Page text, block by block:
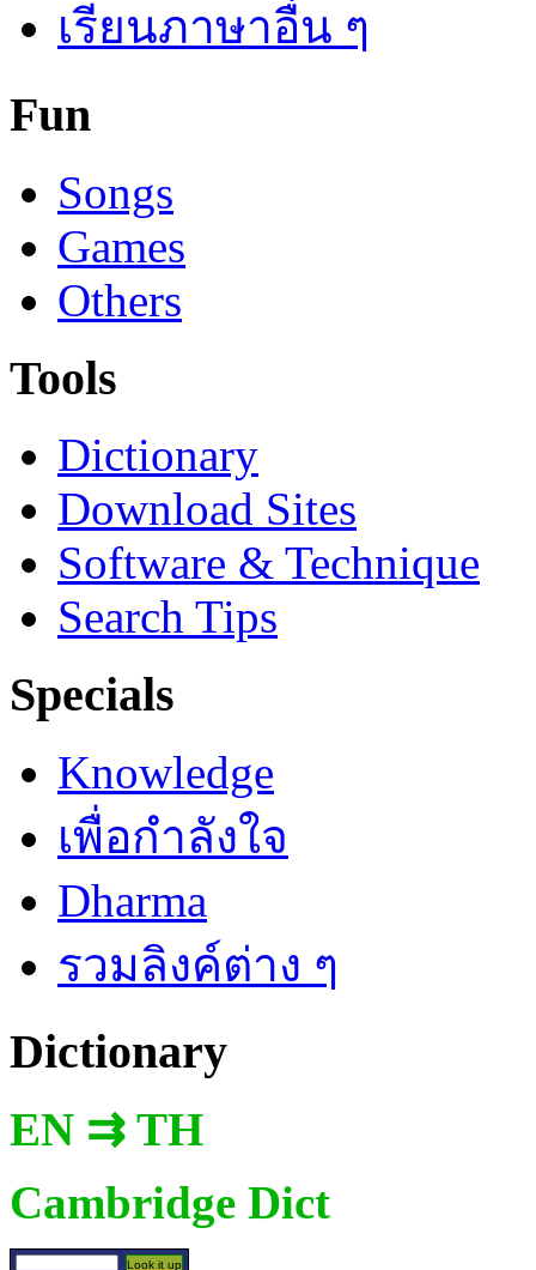
เรียนภาษาอื่น ๆ
Fun
Songs
Games
Others
Tools
Dictionary
Download Sites
Software & Technique
Search Tips
Specials
Knowledge
เพื่อกำลังใจ
Dharma
รวมลิงค์ต่าง ๆ
Dictionary
EN ⇉ TH
Cambridge Dict